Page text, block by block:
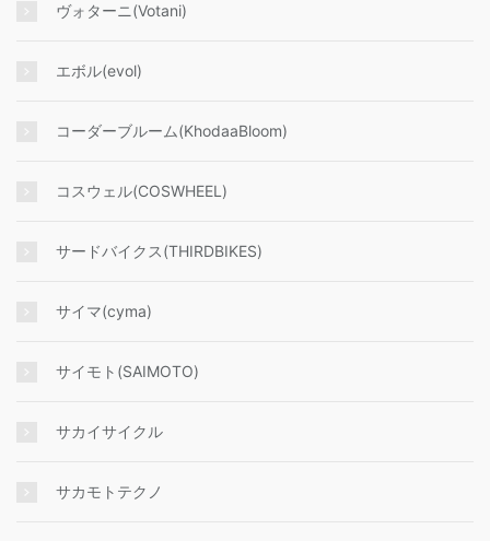
ヴォターニ(Votani)
エボル(evol)
コーダーブルーム(KhodaaBloom)
コスウェル(COSWHEEL)
サードバイクス(THIRDBIKES)
サイマ(cyma)
サイモト(SAIMOTO)
サカイサイクル
サカモトテクノ